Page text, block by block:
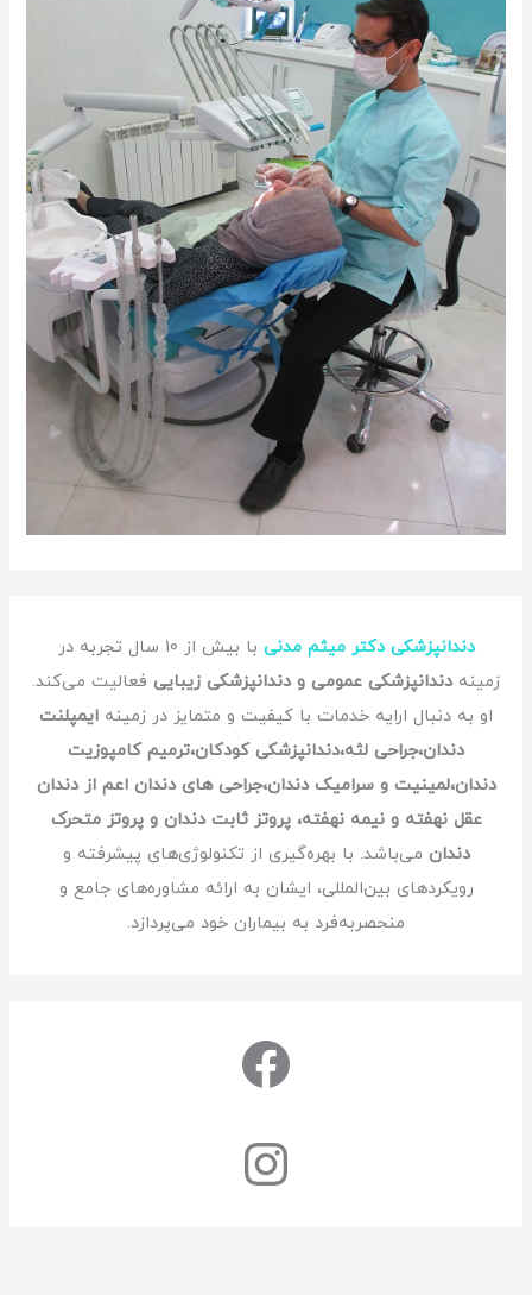
دندانپزشکی دکتر میثم مدنی
با بیش از 10 سال تجربه در
زمینهدندانپزشکی عمومی و دندانپزشکی زیبایی فعالیت می‌کند.
او به دنبال ارایه خدمات با کیفیت و متمایز در زمینه ایمپلنت
دندان،جراحی لثه،دندانپزشکی کودکان،ترمیم کامپوزیت
دندان،لمینیت و سرامیک دندان،جراحی های دندان اعم از دندان
عقل نهفته و نیمه نهفته، پروتز ثابت دندان و پروتز متحرک
دندان می‌باشد. با بهره‌گیری از تکنولوژی‌های پیشرفته و
رویکردهای بین‌المللی، ایشان به ارائه مشاوره‌های جامع و
منحصربه‌فرد به بیماران خود می‌پردازد.